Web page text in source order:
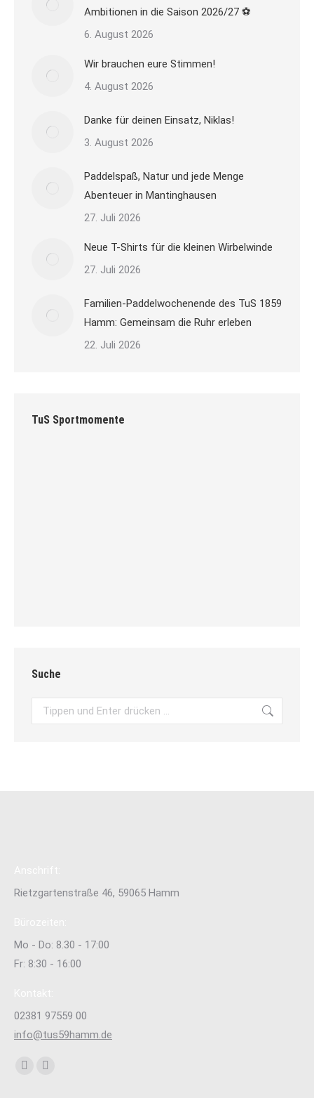
Ambitionen in die Saison 2026/27 ⚽
6. August 2026
Wir brauchen eure Stimmen!
4. August 2026
Danke für deinen Einsatz, Niklas!
3. August 2026
Paddelspaß, Natur und jede Menge
Abenteuer in Mantinghausen
27. Juli 2026
Neue T-Shirts für die kleinen Wirbelwinde
27. Juli 2026
Familien-Paddelwochenende des TuS 1859
Hamm: Gemeinsam die Ruhr erleben
22. Juli 2026
TuS Sportmomente
Suche
Search:
Rietzgartenstraße 46, 59065 Hamm
Mo - Do: 8.30 - 17:00
Fr: 8:30 - 16:00
02381 97559 00
info@tus59hamm.de
Finden Sie uns auf: